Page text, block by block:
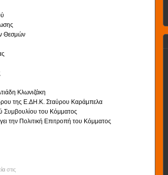
Θεσμών
Κλωνιζάκη
της Ε.ΔΗ.Κ. Σταύρου Καράμπελα
Συμβουλίου του Κόμματος
την Πολιτική Επιτροπή του Κόμματος
στις